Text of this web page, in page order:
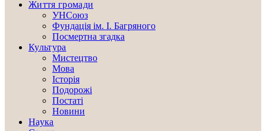
Життя громади
УНСоюз
Фундація ім. І. Багряного
Посмертна згадка
Культура
Мистецтво
Мова
Історія
Подорожі
Постаті
Новини
Наука